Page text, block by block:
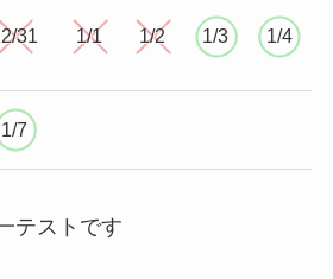
31 1/1 1/2 1/3 1/4
1/7
テストです